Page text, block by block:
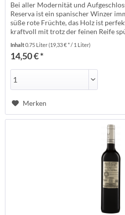
Bei aller Modernität und
Reserva ist ein spanischer Winzer
süße rote Früchte, das Holz ist
kraftvoll mit trotz der feinen Reife
Spanien Anbaugebiet: Rioja
Tempranillo...
Inhalt0.75 Liter(19,33 € * / 1 Liter)
14,50 € *
Merken